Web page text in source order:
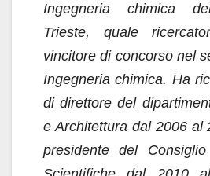
Ingegneria chimica
Trieste, quale
vincitore di concorso nel
Ingegneria chimica. Ha
di direttore del
e Architettura dal 2006 al
presidente del